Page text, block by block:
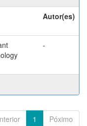
Autor(es)
-
1 Póximo